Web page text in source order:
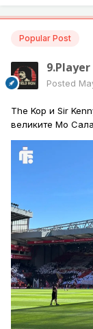
Popular Post
9.Player
Posted
The Kop и Sir
великите Мо